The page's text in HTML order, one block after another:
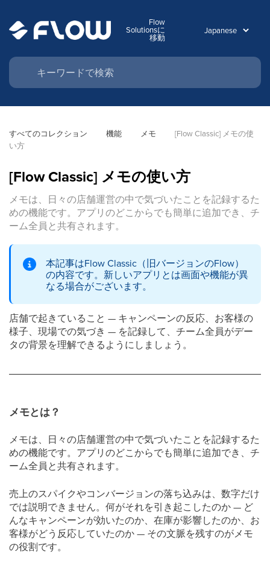
Flow
Solutionsに
移動
すべてのコレクション 機能 メモ
[Flow Classic] メモの使
い方
[Flow Classic] メモの使い方
メモは、日々の店舗運営の中で気づいたことを記録するた
めの機能です。アプリのどこからでも簡単に追加でき、チ
ーム全員と共有されます。
本記事はFlow Classic（旧バージョンのFlow）
の内容です。新しいアプリとは画面や機能が異
なる場合がございます。
店舗で起きていること — キャンペーンの反応、お客様の
様子、現場での気づき — を記録して、チーム全員がデー
タの背景を理解できるようにしましょう。
メモとは？
メモは、日々の店舗運営の中で気づいたことを記録するた
めの機能です。アプリのどこからでも簡単に追加でき、チ
ーム全員と共有されます。
売上のスパイクやコンバージョンの落ち込みは、数字だけ
では説明できません。何がそれを引き起こしたのか — ど
んなキャンペーンが効いたのか、在庫が影響したのか、お
客様がどう反応していたのか — その文脈を残すのがメモ
の役割です。